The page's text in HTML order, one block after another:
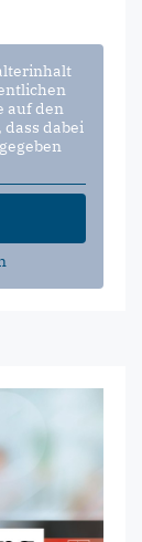
auf den
dass dabei